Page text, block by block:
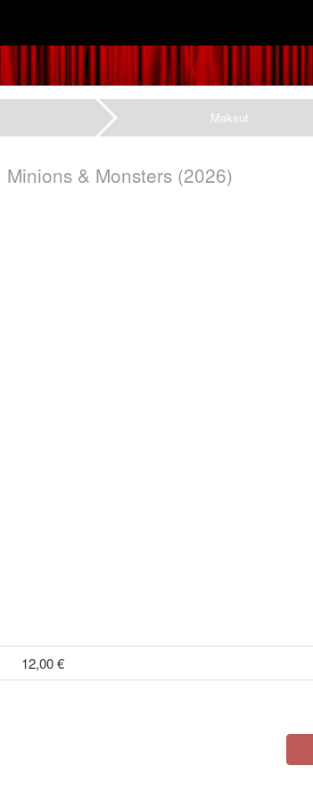
Maksut
Minions & Monsters (2026)
12,00 €